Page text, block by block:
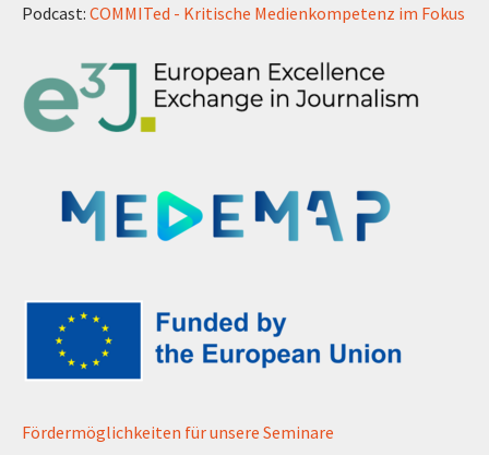
Podcast: COMMITed - Kritische Medienkompetenz im Fokus
Fördermöglichkeiten für unsere Seminare